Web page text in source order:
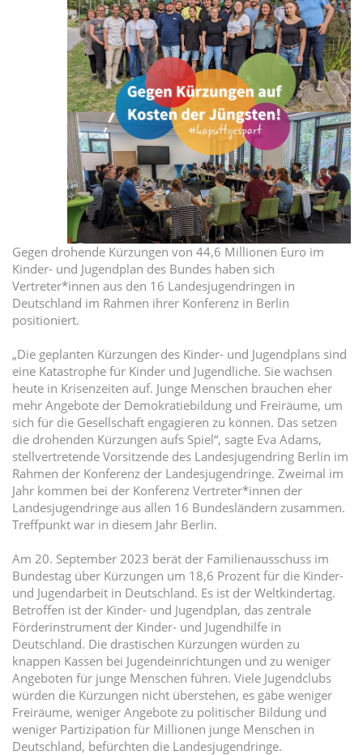
Gegen drohende Kürzungen von 44,6 Millionen Euro im
Kinder- und Jugendplan des Bundes haben sich
Vertreter*innen aus den 16 Landesjugendringen in
Deutschland im Rahmen ihrer Konferenz in Berlin
positioniert.
„Die geplanten Kürzungen des Kinder- und Jugendplans sind
eine Katastrophe für Kinder und Jugendliche. Sie wachsen
heute in Krisenzeiten auf. Junge Menschen brauchen eher
mehr Angebote der Demokratiebildung und Freiräume, um
sich für die Gesellschaft engagieren zu können. Das setzen
die drohenden Kürzungen aufs Spiel“, sagte Eva Adams,
stellvertretende Vorsitzende des Landesjugendring Berlin im
Rahmen der Konferenz der Landesjugendringe. Zweimal im
Jahr kommen bei der Konferenz Vertreter*innen der
Landesjugendringe aus allen 16 Bundesländern zusammen.
Treffpunkt war in diesem Jahr Berlin.
Am 20. September 2023 berät der Familienausschuss im
Bundestag über Kürzungen um 18,6 Prozent für die Kinder-
und Jugendarbeit in Deutschland. Es ist der Weltkindertag.
Betroffen ist der Kinder- und Jugendplan, das zentrale
Förderinstrument der Kinder- und Jugendhilfe in
Deutschland. Die drastischen Kürzungen würden zu
knappen Kassen bei Jugendeinrichtungen und zu weniger
Angeboten für junge Menschen führen. Viele Jugendclubs
würden die Kürzungen nicht überstehen, es gäbe weniger
Freiräume, weniger Angebote zu politischer Bildung und
weniger Partizipation für Millionen junge Menschen in
Deutschland, befürchten die Landesjugendringe.